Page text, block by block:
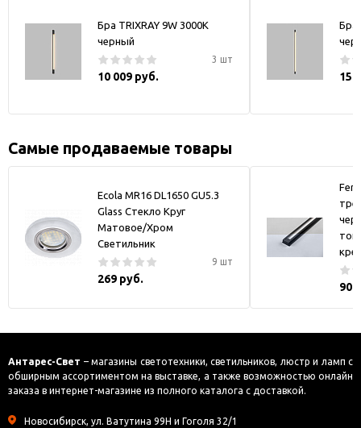
Бра TRIXRAY 9W 3000К
черный
3 шт
10 009 руб.
Бра
15
Самые продаваемые товары
Ecola MR16 DL1650 GU5.3
Glass Стекло Круг
Матовое/Хром
Светильник
9 шт
269 руб.
Антарес-Свет – магазины светотехники, светильников, люстр и ламп с
обширным ассортиментом на выставке, а также возможностью онлайн
заказа в интернет-магазине из полного каталога с доставкой.
Новосибирск, ул. Ватутина 99Н и Гоголя 32/1